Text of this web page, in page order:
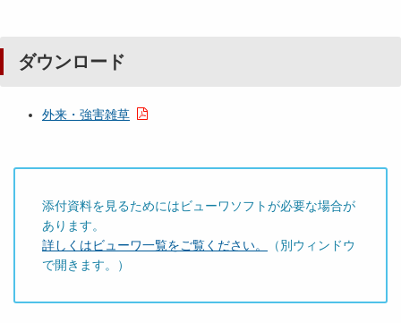
ダウンロード
外来・強害雑草
添付資料を見るためにはビューワソフトが必要な場合が
あります。
詳しくはビューワ一覧をご覧ください。
（別ウィンドウ
で開きます。）